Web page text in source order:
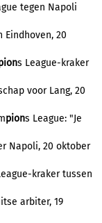
tegen Napoli
20
s League-kraker
voor Lang, 20
pions League: "Je
Napoli, 20 oktober
kraker tussen
arbiter, 19